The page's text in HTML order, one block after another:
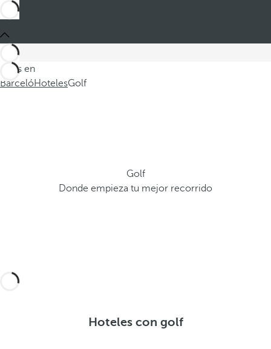
Estás en
BarcelóHotelesGolf
Golf
Donde empieza tu mejor recorrido
Hoteles con golf